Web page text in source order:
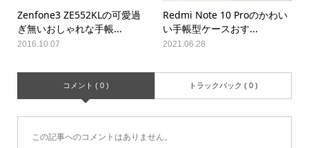
Zenfone3 ZE552KLの可愛過
ぎ無いおしゃれな手帳...
2016.10.07
Redmi Note 10 Proのかわい
い手帳型ケースおす...
2021.06.28
コメント ( 0 ) トラックバック ( 0 )
この記事へのコメントはありません。